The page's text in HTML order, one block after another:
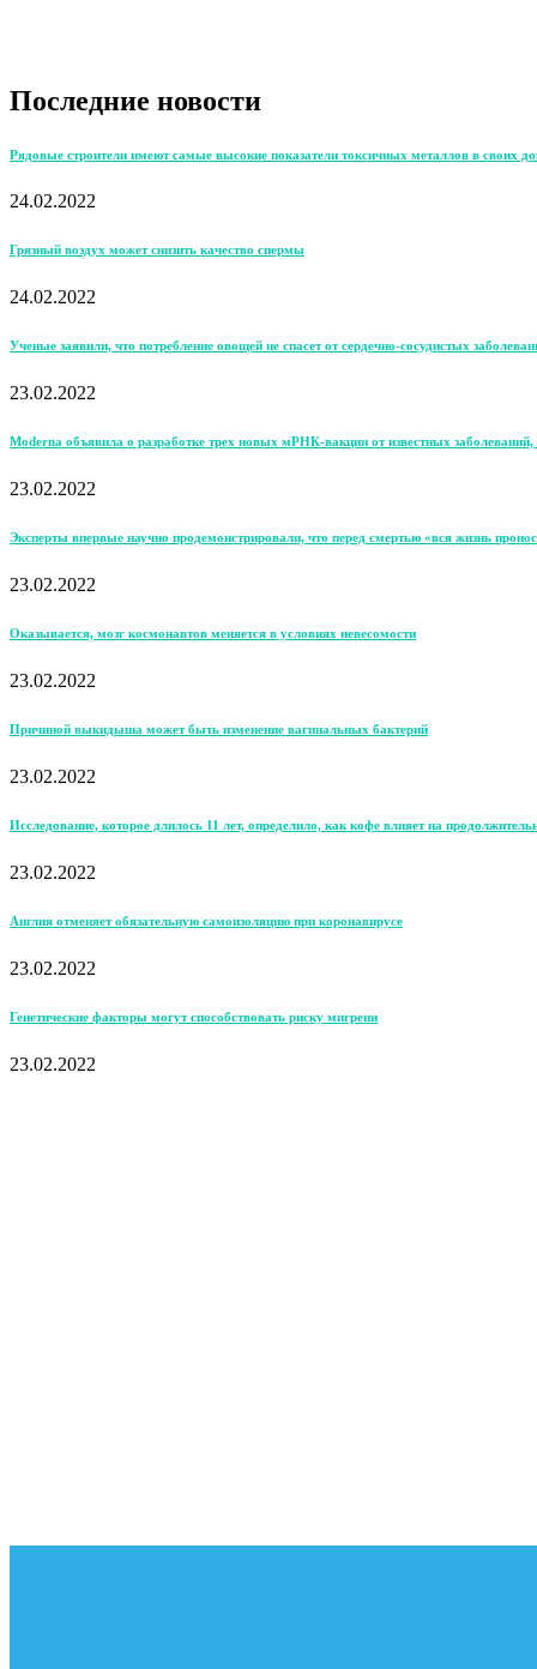
Последние новости
Рядовые строители имеют самые высокие показатели токсичных металлов в своих
24.02.2022
Грязный воздух может снизить качество спермы
24.02.2022
Ученые заявили, что потребление овощей не спасет от сердечно-сосудистых
23.02.2022
Moderna объявила о разработке трех новых мРНК-вакцин от известных заболеваний,
23.02.2022
Эксперты впервые научно продемонстрировали, что перед смертью «вся жизнь
23.02.2022
Оказывается, мозг космонавтов меняется в условиях невесомости
23.02.2022
Причиной выкидыша может быть изменение вагинальных бактерий
23.02.2022
Исследование, которое длилось 11 лет, определило, как кофе влияет на
23.02.2022
Англия отменяет обязательную самоизоляцию при коронавирусе
23.02.2022
Генетические факторы могут способствовать риску мигрени
23.02.2022